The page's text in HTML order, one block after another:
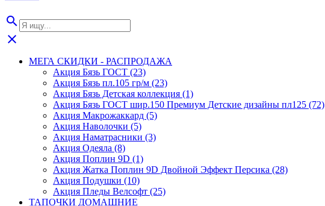
search
close
МЕГА СКИДКИ - РАСПРОДАЖА
Акция Бязь ГОСТ (23)
Акция Бязь пл.105 гр/м (23)
Акция Бязь Детская коллекция (1)
Акция Бязь ГОСТ шир.150 Премиум Детские дизайны пл125 (72)
Акция Макрожаккард (5)
Акция Наволочки (5)
Акция Наматрасники (3)
Акция Одеяла (8)
Акция Поплин 9D (1)
Акция Жатка Поплин 9D Двойной Эффект Персика (28)
Акция Подушки (10)
Акция Пледы Велсофт (25)
ТАПОЧКИ ДОМАШНИЕ